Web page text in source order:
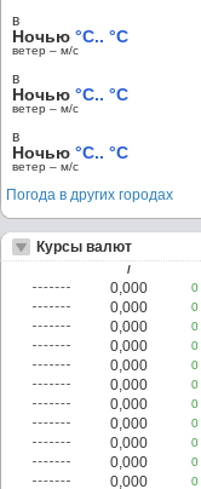
в
Ночью °C.. °C
ветер – м/c
в
Ночью °C.. °C
ветер – м/c
в
Ночью °C.. °C
ветер – м/c
Погода в других городах
Курсы валют
/
0,000 0
0,000
0
0,000
0
0,000
0
0,000
0
0,000
0
0,000
0
0,000
0
0,000
0
0,000
0
0,000
0